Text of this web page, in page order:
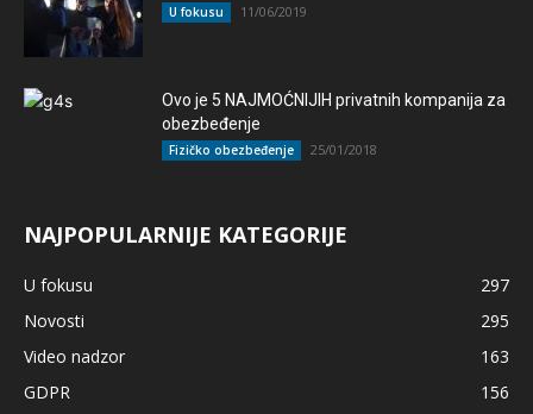
U fokusu 11/06/2019
Ovo je 5 NAJMOĆNIJIH privatnih kompanija za
obezbeđenje
Fizičko obezbeđenje 25/01/2018
NAJPOPULARNIJE KATEGORIJE
U fokusu
297
Novosti
295
Video nadzor
163
GDPR
156